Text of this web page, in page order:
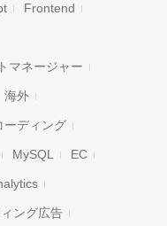
Frontend
マネージャー
海外
ーディング
MySQL EC
ング広告